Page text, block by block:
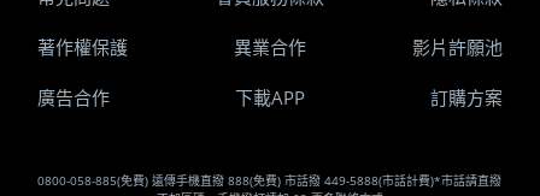
0800-058-885(免費) 遠傳手機直撥 888(免費) 市話撥 449-5888(市話計費)*市話請直撥
著作權保護 異業合作 影片許願池
廣告合作 下載APP 訂購方案